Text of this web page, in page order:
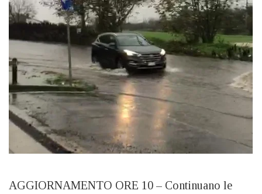
AGGIORNAMENTO ORE 10 – Continuano le